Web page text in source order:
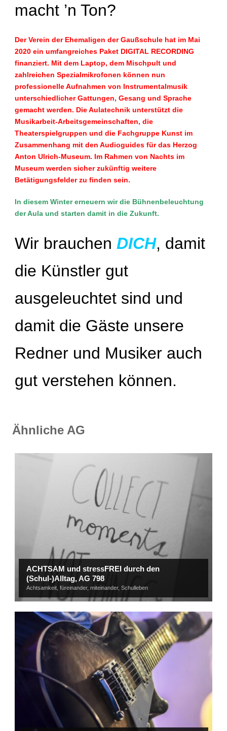
macht ’n Ton?
Der Verein der Ehemaligen der Gaußschule hat im Mai
2020 ein umfangreiches Paket DIGITAL RECORDING
finanziert. Mit dem Laptop, dem Mischpult und
zahlreichen Spezialmikrofonen können nun
professionelle Aufnahmen von Instrumentalmusik
unterschiedlicher Gattungen, Gesang und Sprache
gemacht werden. Die Aulatechnik unterstützt die
Musikarbeit-Arbeitsgemeinschaften, die
Theaterspielgruppen und die Fachgruppe Kunst im
Zusammenhang mit den Audioguides für das Herzog
Anton Ulrich-Museum. Im Rahmen von Nachts im
Museum werden sicher zukünftig weitere
Betätigungsfelder zu finden sein.
In diesem Winter erneuern wir die Bühnenbeleuchtung
der Aula und starten damit in die Zukunft.
Wir brauchen DICH, damit
die Künstler gut
ausgeleuchtet sind und
damit die Gäste unsere
Redner und Musiker auch
gut verstehen können.
Ähnliche AG
ACHTSAM und stressFREI durch den
(Schul-)Alltag, AG 798
Achtsamkeit, füreinander, miteinander, Schulleben